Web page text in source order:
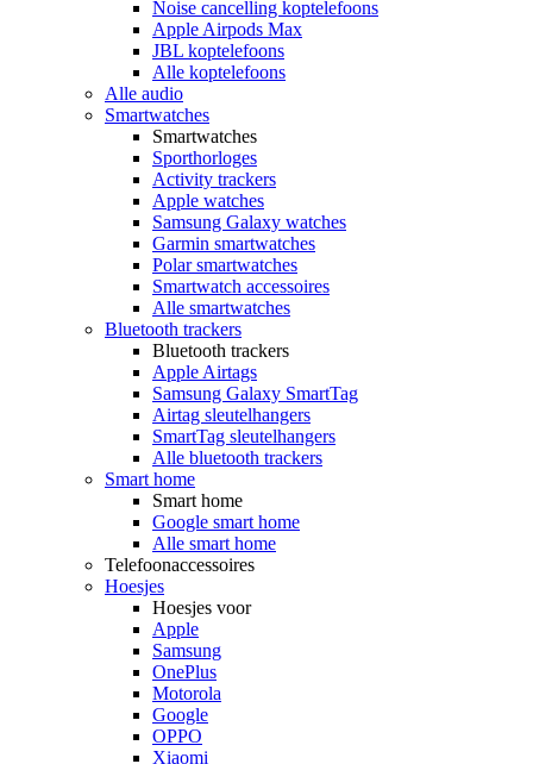
Noise cancelling koptelefoons
Apple Airpods Max
JBL koptelefoons
Alle koptelefoons
Alle audio
Smartwatches
Smartwatches
Sporthorloges
Activity trackers
Apple watches
Samsung Galaxy watches
Garmin smartwatches
Polar smartwatches
Smartwatch accessoires
Alle smartwatches
Bluetooth trackers
Bluetooth trackers
Apple Airtags
Samsung Galaxy SmartTag
Airtag sleutelhangers
SmartTag sleutelhangers
Alle bluetooth trackers
Smart home
Smart home
Google smart home
Alle smart home
Telefoonaccessoires
Hoesjes
Hoesjes voor
Apple
Samsung
OnePlus
Motorola
Google
OPPO
Xiaomi